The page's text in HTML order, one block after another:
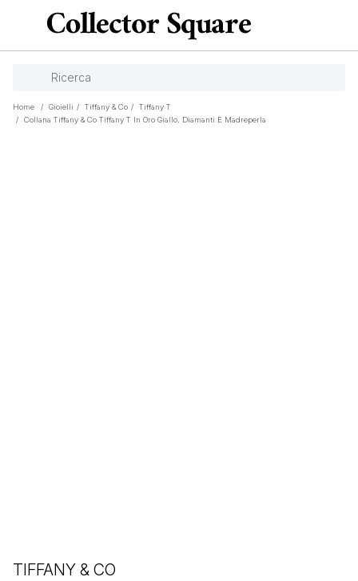
Home / Gioielli / Tiffany & Co /
Tiffany T
/
Collana Tiffany & Co Tiffany T In Oro Giallo, Diamanti E Madreperla
TIFFANY & CO